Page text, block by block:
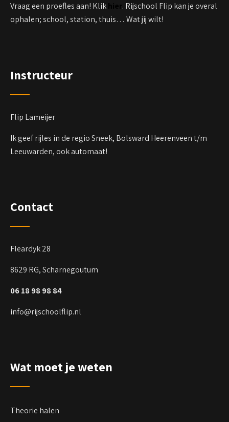
Vraag een proefles aan! Klik
. Rijschool Flip kan je overal
ophalen; school, station, thuis… Wat jij wilt!
Instructeur
Flip Lameijer
Ik geef rijles in de regio Sneek, Bolsward Heerenveen t/m
Leeuwarden, ook automaat!
Contact
Fleardyk 28
8629 RG, Scharnegoutum
06 18 98 98 84
info@rijschoolflip.nl
Wat moet je weten
Theorie halen